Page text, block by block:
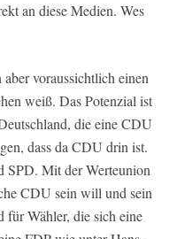
an diese Medien. Wes
voraussichtlich einen
weiß. Das Potenzial ist
die eine CDU
dass da CDU drin ist.
SPD. Mit der Werteunion
CDU sein will und sein
für Wähler, die sich eine